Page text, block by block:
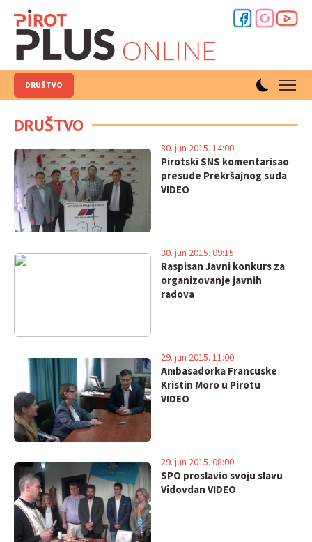
DRUŠTVO
DRUŠTVO
Pirotski SNS komentarisao
presude Prekršajnog suda
VIDEO
30. jun 2015. 14:00
Raspisan Javni konkurs za
organizovanje javnih
radova
30. jun 2015. 09:15
Ambasadorka Francuske
Kristin Moro u Pirotu
VIDEO
29. jun 2015. 11:00
SPO proslavio svoju slavu
Vidovdan VIDEO
29. jun 2015. 08:00